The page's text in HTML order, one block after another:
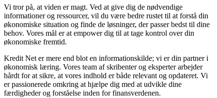
Vi tror på, at viden er magt. Ved at give dig de nødvendige
informationer og ressourcer, vil du være bedre rustet til at forstå din
økonomiske situation og finde de løsninger, der passer bedst til dine
behov. Vores mål er at empower dig til at tage kontrol over din
økonomiske fremtid.
Kredit Net er mere end blot en informationskilde; vi er din partner i
økonomisk læring. Vores team af skribenter og eksperter arbejder
hårdt for at sikre, at vores indhold er både relevant og opdateret. Vi
er passionerede omkring at hjælpe dig med at udvikle dine
færdigheder og forståelse inden for finansverdenen.